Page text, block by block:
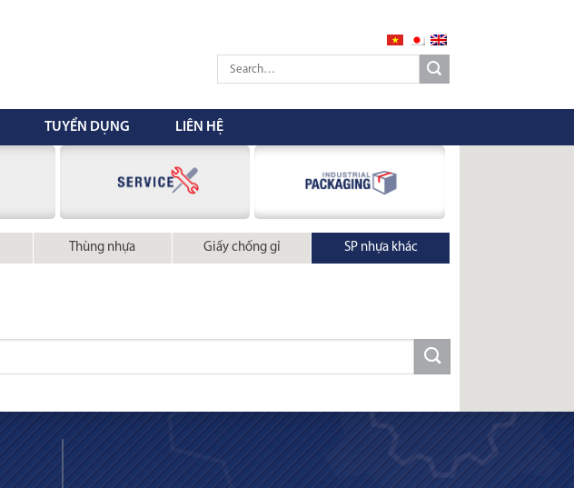
TUYỂN DỤNG LIÊN HỆ
Thùng nhựa Giấy chống gỉ SP nhựa khác